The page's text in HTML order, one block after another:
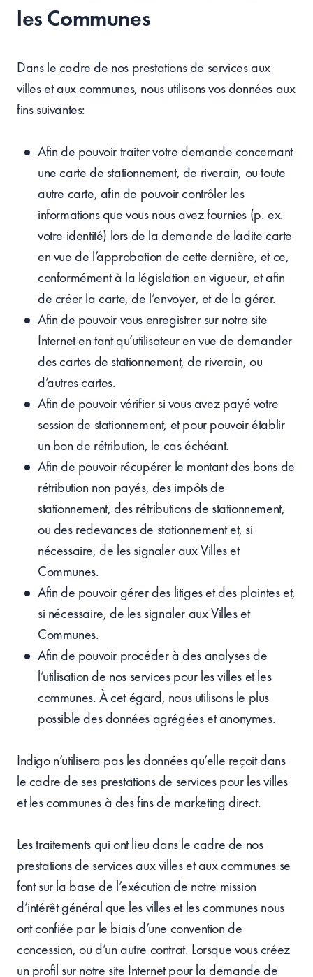
les Communes
Dans le cadre de nos prestations de services aux
villes et aux communes, nous utilisons vos données aux
fins suivantes:
Afin de pouvoir traiter votre demande concernant
une carte de stationnement, de riverain, ou toute
autre carte, afin de pouvoir contrôler les
informations que vous nous avez fournies (p. ex.
votre identité) lors de la demande de ladite carte
en vue de l’approbation de cette dernière, et ce,
conformément à la législation en vigueur, et afin
de créer la carte, de l’envoyer, et de la gérer.
Afin de pouvoir vous enregistrer sur notre site
Internet en tant qu’utilisateur en vue de demander
des cartes de stationnement, de riverain, ou
d’autres cartes.
Afin de pouvoir vérifier si vous avez payé votre
session de stationnement, et pour pouvoir établir
un bon de rétribution, le cas échéant.
Afin de pouvoir récupérer le montant des bons de
rétribution non payés, des impôts de
stationnement, des rétributions de stationnement,
ou des redevances de stationnement et, si
nécessaire, de les signaler aux Villes et
Communes.
Afin de pouvoir gérer des litiges et des plaintes et,
si nécessaire, de les signaler aux Villes et
Communes.
Afin de pouvoir procéder à des analyses de
l’utilisation de nos services pour les villes et les
communes. À cet égard, nous utilisons le plus
possible des données agrégées et anonymes.
Indigo n’utilisera pas les données qu’elle reçoit dans
le cadre de ses prestations de services pour les villes
et les communes à des fins de marketing direct.
Les traitements qui ont lieu dans le cadre de nos
prestations de services aux villes et aux communes se
font sur la base de l’exécution de notre mission
d’intérêt général que les villes et les communes nous
ont confiée par le biais d’une convention de
concession, ou d’un autre contrat. Lorsque vous créez
un profil sur notre site Internet pour la demande de